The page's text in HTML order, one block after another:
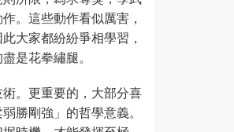
。這些動作看似厲害，
大家都紛紛爭相學習，
是花拳繡腿。
。更重要的，大部分喜
勝剛強」的哲學意義。